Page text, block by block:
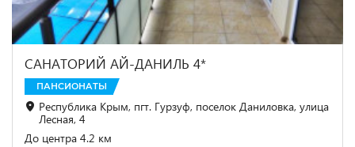
САНАТОРИЙ АЙ-ДАНИЛЬ 4*
ПАНСИОНАТЫ
Республика Крым, пгт. Гурзуф, поселок Даниловка, улица
Лесная, 4
До центра 4.2 км